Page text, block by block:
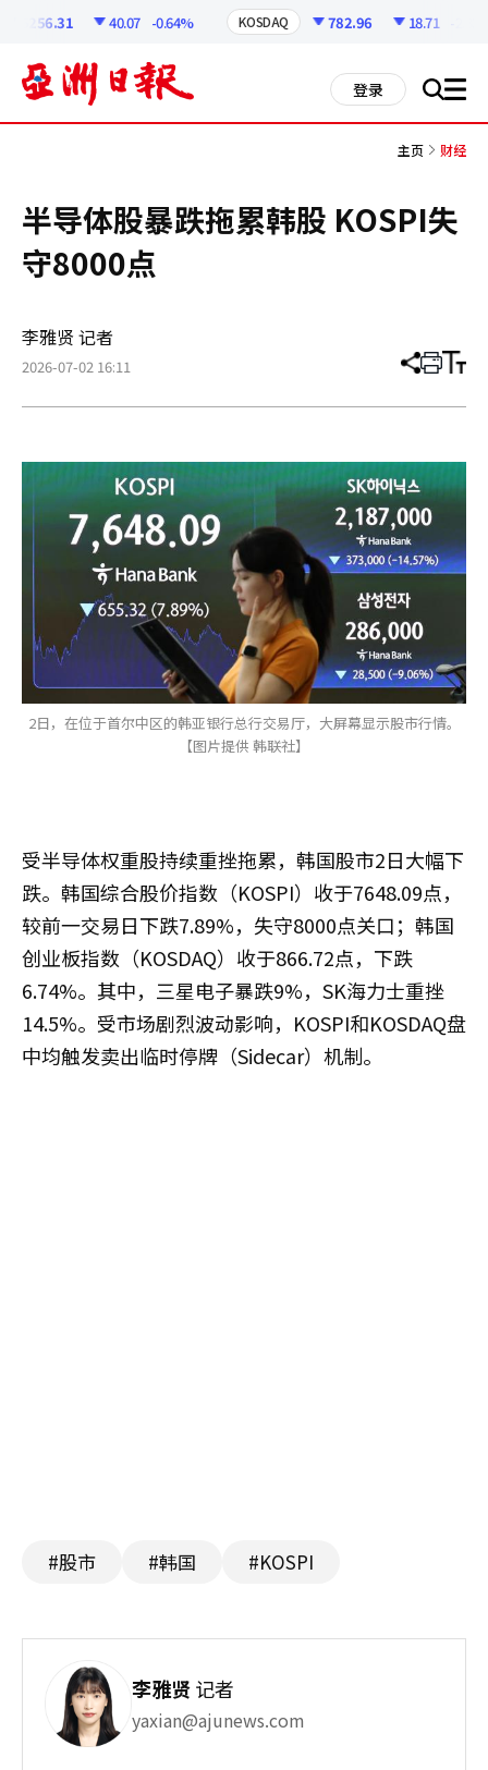
6256.31 40.07 -0.64% KOSDAQ 782.96 18.71
登录 搜 all
主页 财经
半导体股暴跌拖累韩股 KOSPI失
守8000点
李雅贤 记者
2026-07-02 16:11 分
章
打 调
小
2日，在位于首尔中区的韩亚银行总行交易厅，大屏幕显示股市行情。
【图片提供 韩联社】
受半导体权重股持续重挫拖累，韩国股市2日大幅下
跌。韩国综合股价指数（KOSPI）收于7648.09点，
较前一交易日下跌7.89%，失守8000点关口；韩国
创业板指数（KOSDAQ）收于866.72点，下跌
6.74%。其中，三星电子暴跌9%，SK海力士重挫
14.5%。受市场剧烈波动影响，KOSPI和KOSDAQ盘
中均触发卖出临时停牌（Sidecar）机制。
#股市 #韩国 #KOSPI
李雅贤记者
yaxian@ajunews.com